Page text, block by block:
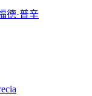
德·普辛